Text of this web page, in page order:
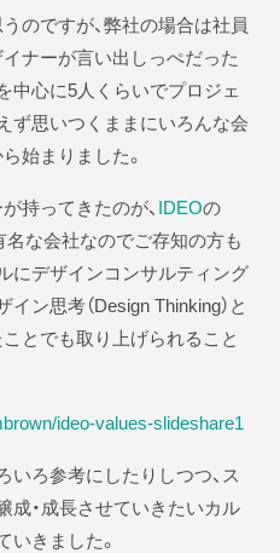
のですが、弊社の場合は社員
ナーが言い出しっぺだった
中心に5人くらいでプロジェ
ず思いつくままにいろんな会
始まりました。
持ってきたのが、 IDEOの
名な会社なのでご存知の方も
にデザインコンサルティング
ン思考（Design Thinking）と
とでも取り上げられること
ideo-values-slideshare1
いろ参考にしたりしつつ、ス
成・成長させていきたいカル
いきました。